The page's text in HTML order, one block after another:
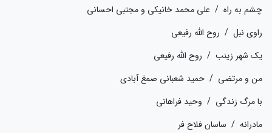
چشم به راه / علی محمد خانیکی و مجتبی احسانی
راوی نبل / روح الله رفیعی
یک شهر زینب / روح الله رفیعی
من و مرتضی / حمید شعبانی صمغ آبادی
با مرگ زندگی / وحید فراهانی
مادرانه / ساسان فلاح فر